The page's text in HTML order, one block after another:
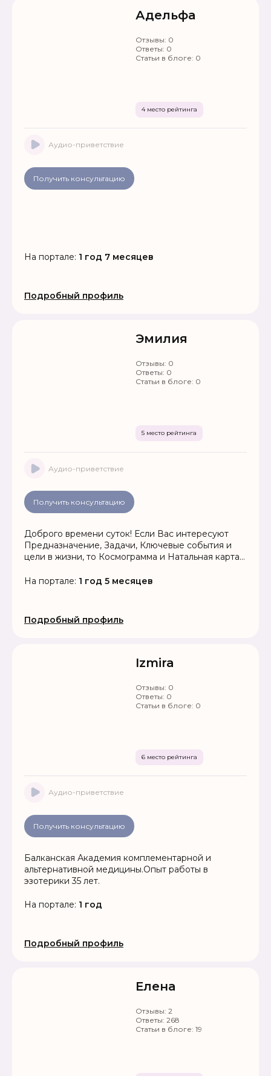
Адельфа
4 место рейтинга
Отзывы: 0
Ответы: 0
Статьи в блоге: 0
Аудио-приветствие
Получить консультацию
На портале: 1 год 7 месяцев
Подробный профиль
Эмилия
5 место рейтинга
Отзывы: 0
Ответы: 0
Статьи в блоге: 0
Аудио-приветствие
Получить консультацию
Доброго времени суток! Если Вас интересуют
Предназначение, Задачи, Ключевые события и
цели в жизни, то Космограмма и Натальная карта
На портале: 1 год 5 месяцев
Подробный профиль
Izmira
6 место рейтинга
Отзывы: 0
Ответы: 0
Статьи в блоге: 0
Аудио-приветствие
Получить консультацию
Балканская Академия комплементарной и
альтернативной медицины.Опыт работы в
эзотерики 35 лет.
На портале: 1 год
Подробный профиль
Елена
Отзывы: 2
Ответы: 268
Статьи в блоге: 19